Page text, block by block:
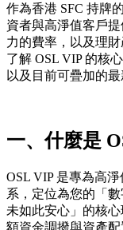
作為香港 SFC 持牌
資者與高淨值客戶
力的費率，以及理
了解 OSL VIP 的核
以及目前可疊加的最
一、什麼是
OSL VIP 是專為高
系，定位為您的「
未如此安心」的核
額資金調撥與資產配